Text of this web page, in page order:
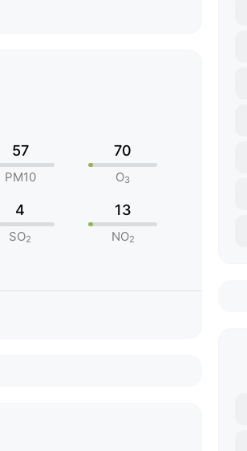
57
PM10
70
O3
4
SO2
13
NO2